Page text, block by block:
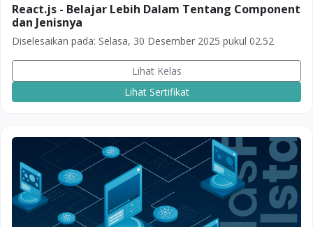
React.js - Belajar Lebih Dalam Tentang Component
dan Jenisnya
Diselesaikan pada: Selasa, 30 Desember 2025 pukul 02.52
Lihat Kelas
Lihat Sertifikat